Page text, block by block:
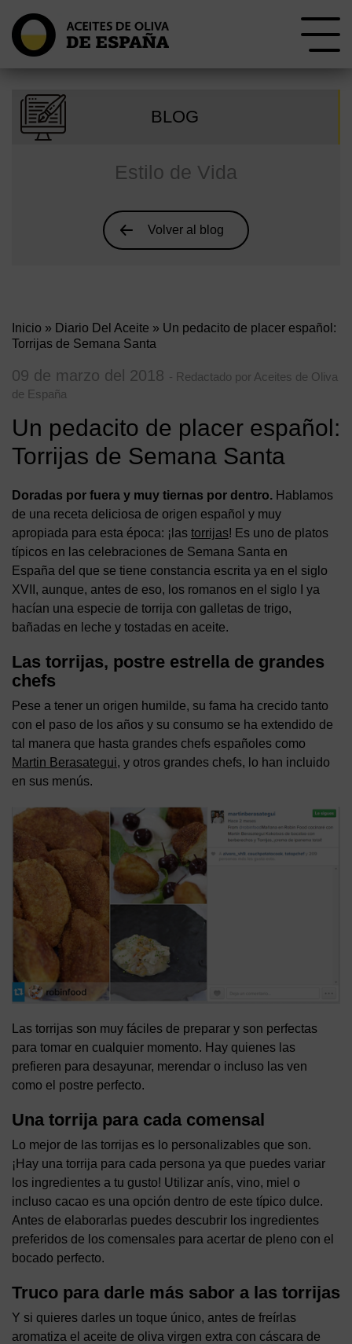
BLOG
Estilo de Vida
Volver al blog
Inicio » Diario Del Aceite » Un pedacito de placer español:
Torrijas de Semana Santa
09 de marzo del 2018 - Redactado por Aceites de Oliva
de España
Un pedacito de placer español:
Torrijas de Semana Santa
Doradas por fuera y muy tiernas por dentro. Hablamos
de una receta deliciosa de origen español y muy
apropiada para esta época: ¡las torrijas! Es uno de platos
típicos en las celebraciones de Semana Santa en
España del que se tiene constancia escrita ya en el siglo
XVII, aunque, antes de eso, los romanos en el siglo I ya
hacían una especie de torrija con galletas de trigo,
bañadas en leche y tostadas en aceite.
Las torrijas, postre estrella de grandes
chefs
Pese a tener un origen humilde, su fama ha crecido tanto
con el paso de los años y su consumo se ha extendido de
tal manera que hasta grandes chefs españoles como
Martin Berasategui, y otros grandes chefs, lo han incluido
en sus menús.
Las torrijas son muy fáciles de preparar y son perfectas
para tomar en cualquier momento. Hay quienes las
prefieren para desayunar, merendar o incluso las ven
como el postre perfecto.
Una torrija para cada comensal
Lo mejor de las torrijas es lo personalizables que son.
¡Hay una torrija para cada persona ya que puedes variar
los ingredientes a tu gusto! Utilizar anís, vino, miel o
incluso cacao es una opción dentro de este típico dulce.
Antes de elaborarlas puedes descubrir los ingredientes
preferidos de los comensales para acertar de pleno con el
bocado perfecto.
Truco para darle más sabor a las torrijas
Y si quieres darles un toque único, antes de freírlas
aromatiza el aceite de oliva virgen extra con cáscara de